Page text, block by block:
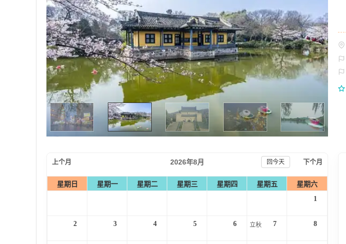
2026年8月 回今天
上个月 下个月
星期日 星期一 星期二 星期三 星期四 星期五 星期六
1
2 3 4 5 6 立秋 7 8